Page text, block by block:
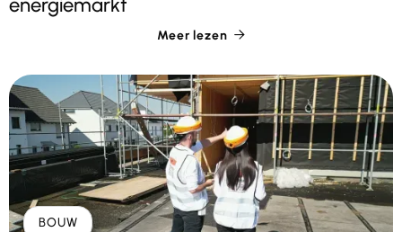
energiemarkt
Meer lezen 
BOUW